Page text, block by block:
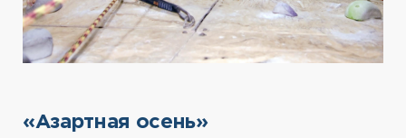
«Азартная осень»